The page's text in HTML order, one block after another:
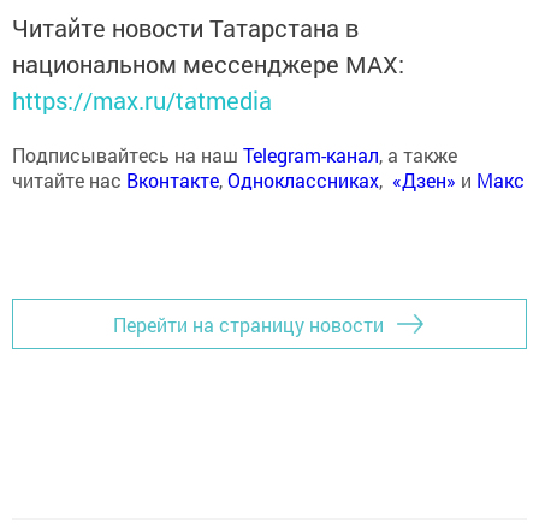
Читайте новости Татарстана в
национальном мессенджере MАХ:
https://max.ru/tatmedia
Подписывайтесь на наш Telegram-канал, а также
читайте нас Вконтакте,Одноклассниках, «Дзен» и Макс
Перейти на страницу новости